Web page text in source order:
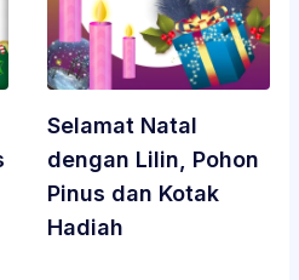
Selamat Natal
dengan Lilin, Pohon
Pinus dan Kotak
Hadiah